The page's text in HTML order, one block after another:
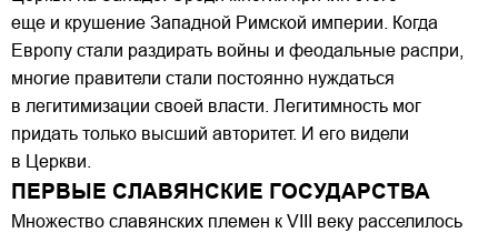
еще и крушение Западной Римской империи. Когда
Европу стали раздирать войны и феодальные распри,
многие правители стали постоянно нуждаться
в легитимизации своей власти. Легитимность мог
придать только высший авторитет. И его видели
в Церкви.
ПЕРВЫЕ СЛАВЯНСКИЕ ГОСУДАРСТВА
Множество славянских племен к VIII веку расселилось